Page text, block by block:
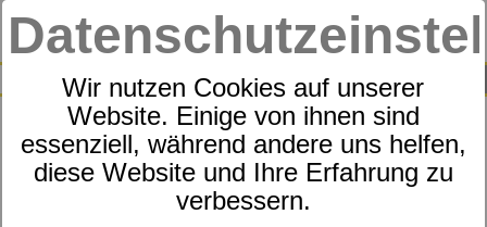
Wir nutzen Cookies auf unserer
Website. Einige von ihnen sind
essenziell, während andere uns helfen,
diese Website und Ihre Erfahrung zu
verbessern.
SUCHE
0
Citronella